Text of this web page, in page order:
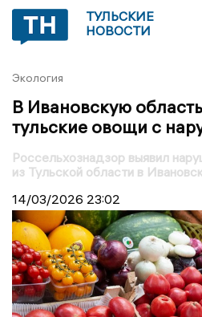
ТУЛЬСКИЕ
НОВОСТИ
Экология
В Ивановскую
тульские овощи с
Россельхознадзор выявил
из Тульской области в
14/03/2026 23:02